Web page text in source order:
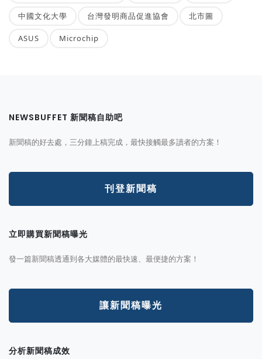
中國文化大學 台灣發明商品促進協會 北市圖
ASUS Microchip
NEWSBUFFET 新聞稿自助吧
新聞稿的好去處，三分鐘上稿完成，最快接觸最多讀者的方案！
刊登新聞稿
立即購買新聞稿曝光
發一篇新聞稿透通到各大媒體的最快速、最便捷的方案！
讓新聞稿曝光
分析新聞稿成效